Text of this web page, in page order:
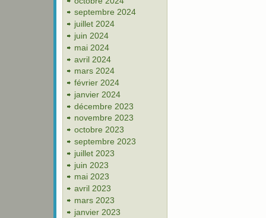
septembre 2024
juillet 2024
juin 2024
mai 2024
avril 2024
mars 2024
février 2024
janvier 2024
décembre 2023
novembre 2023
octobre 2023
septembre 2023
juillet 2023
juin 2023
mai 2023
avril 2023
mars 2023
janvier 2023